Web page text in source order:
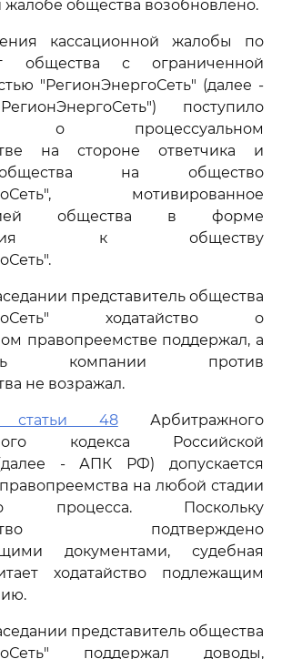
жалобе общества возобновлено.
кассационной жалобы по
общества с ограниченной
"РегионЭнергоСеть" (далее -
поступило
о процессуальном
на стороне ответчика и
на общество
мотивированное
общества в форме
к обществу
представитель общества
ходатайство о
правопреемстве поддержал, а
компании против
не возражал.
48Арбитражного
кодекса Российской
- АПК РФ) допускается
на любой стадии
процесса. Поскольку
подтверждено
документами, судебная
ходатайство подлежащим
представитель общества
поддержал доводы,